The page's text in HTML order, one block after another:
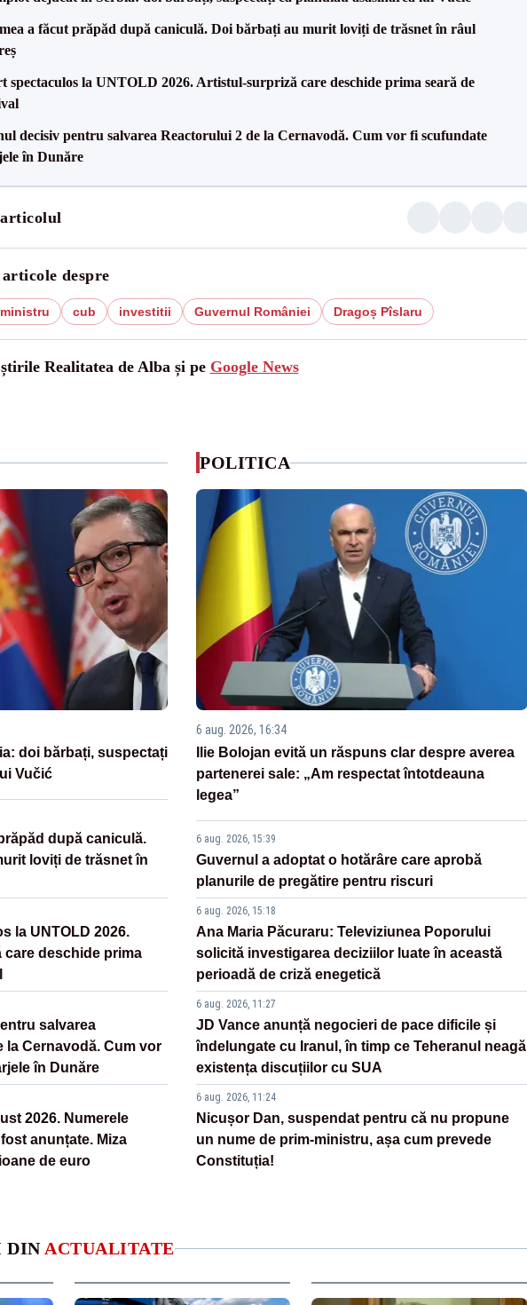
a făcut prăpăd după caniculă. Doi bărbați au murit loviți de trăsnet în râul
spectaculos la UNTOLD 2026. Artistul-surpriză care deschide prima seară de
decisiv pentru salvarea Reactorului 2 de la Cernavodă. Cum vor fi scufundate
în Dunăre
despre
ministru cub investitii Guvernul României Dragoș Pîslaru
Realitatea de Alba și pe Google News
doi bărbați, suspectați
Vučić
după caniculă.
loviți de trăsnet în
la UNTOLD 2026.
deschide prima
salvarea
la Cernavodă. Cum vor
în Dunăre
2026. Numerele
anunțate. Miza
de euro
POLITICA
6 aug. 2026, 16:34
Ilie Bolojan evită un răspuns clar despre averea
partenerei sale: „Am respectat întotdeauna
legea”
6 aug. 2026, 15:39
Guvernul a adoptat o hotărâre care aprobă
planurile de pregătire pentru riscuri
6 aug. 2026, 15:18
Ana Maria Păcuraru: Televiziunea Poporului
solicită investigarea deciziilor luate în această
perioadă de criză enegetică
6 aug. 2026, 11:27
JD Vance anunță negocieri de pace dificile și
îndelungate cu Iranul, în timp ce Teheranul neagă
existența discuțiilor cu SUA
6 aug. 2026, 11:24
Nicușor Dan, suspendat pentru că nu propune
un nume de prim-ministru, așa cum prevede
Constituția!
DIN ACTUALITATE